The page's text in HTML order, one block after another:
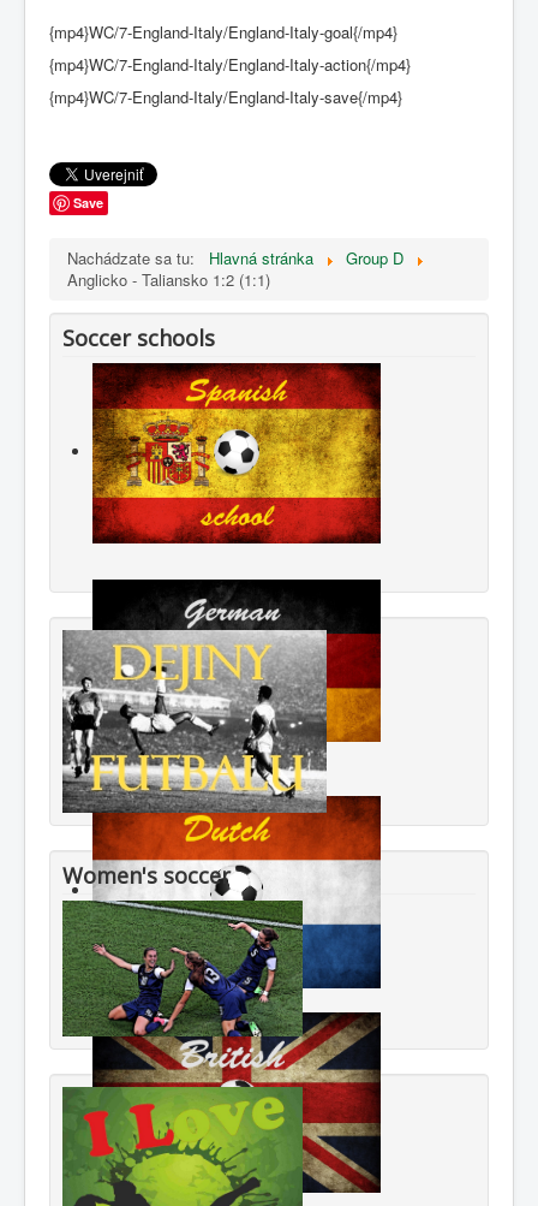
{mp4}WC/7-England-Italy/England-Italy-goal{/mp4}
{mp4}WC/7-England-Italy/England-Italy-action{/mp4}
{mp4}WC/7-England-Italy/England-Italy-save{/mp4}
Save
Nachádzate sa tu: Hlavná stránka
Group D
Anglicko - Taliansko 1:2 (1:1)
Soccer schools
Women's soccer